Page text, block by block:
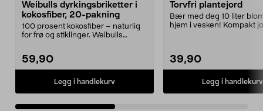
Weibulls dyrkingsbriketter i
kokosfiber, 20-pakning
100 prosent kokosfiber – naturlig
for frø og stiklinger. Weibulls
59,90
Legg i handlekurv
Torvfri plantejord
Bær med deg 10 liter
hjem i vesken! Kompakt
39,90
Legg i handlekurv